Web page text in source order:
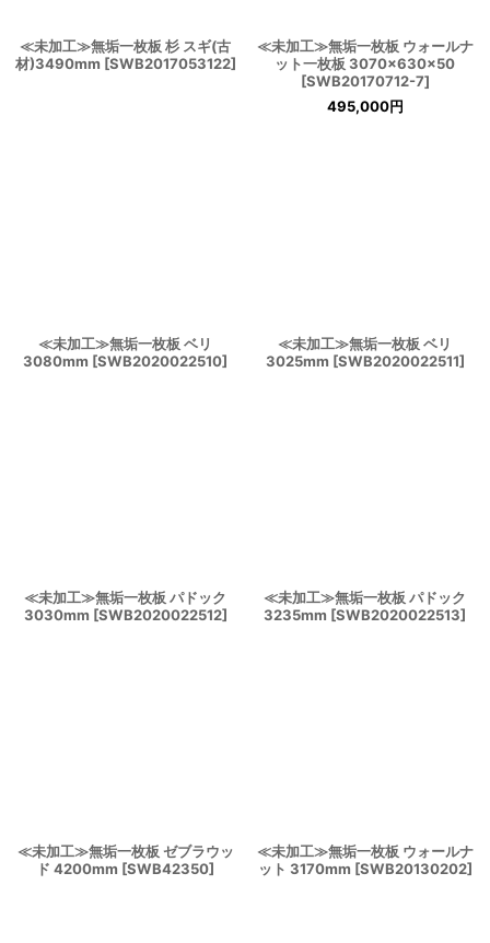
≪未加工≫無垢一枚板 杉 スギ(古
材)3490mm [SWB2017053122]
≪未加工≫無垢一枚板 ウォールナ
ット一枚板 3070×630×50
[SWB20170712-7]
495,000円
≪未加工≫無垢一枚板 ベリ
3080mm [SWB2020022510]
≪未加工≫無垢一枚板 ベリ
3025mm [SWB2020022511]
≪未加工≫無垢一枚板 パドック
3030mm [SWB2020022512]
≪未加工≫無垢一枚板 パドック
3235mm [SWB2020022513]
≪未加工≫無垢一枚板 ゼブラウッ
ド 4200mm [SWB42350]
≪未加工≫無垢一枚板 ウォールナ
ット 3170mm [SWB20130202]